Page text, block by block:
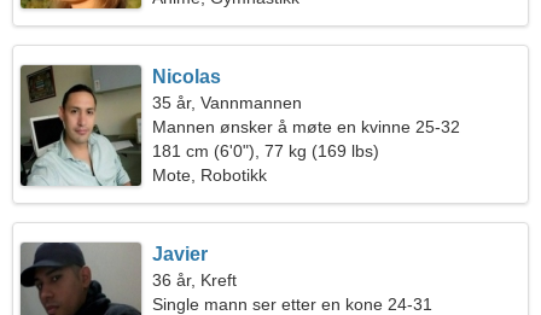
Nicolas
35 år, Vannmannen
Mannen ønsker å møte en kvinne 25-32
181 cm (6'0"), 77 kg (169 lbs)
Mote, Robotikk
Javier
36 år, Kreft
Single mann ser etter en kone 24-31